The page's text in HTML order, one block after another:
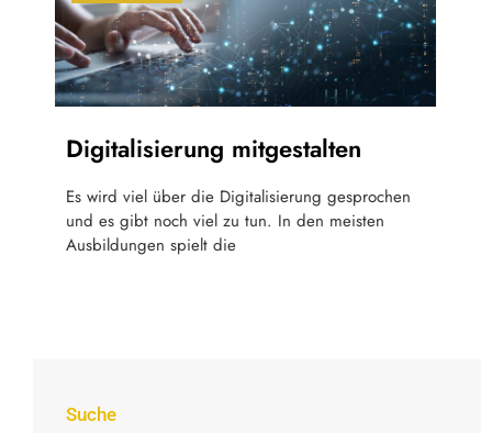
Digitalisierung mitgestalten
Es wird viel über die Digitalisierung gesprochen
und es gibt noch viel zu tun. In den meisten
Ausbildungen spielt die
Suche